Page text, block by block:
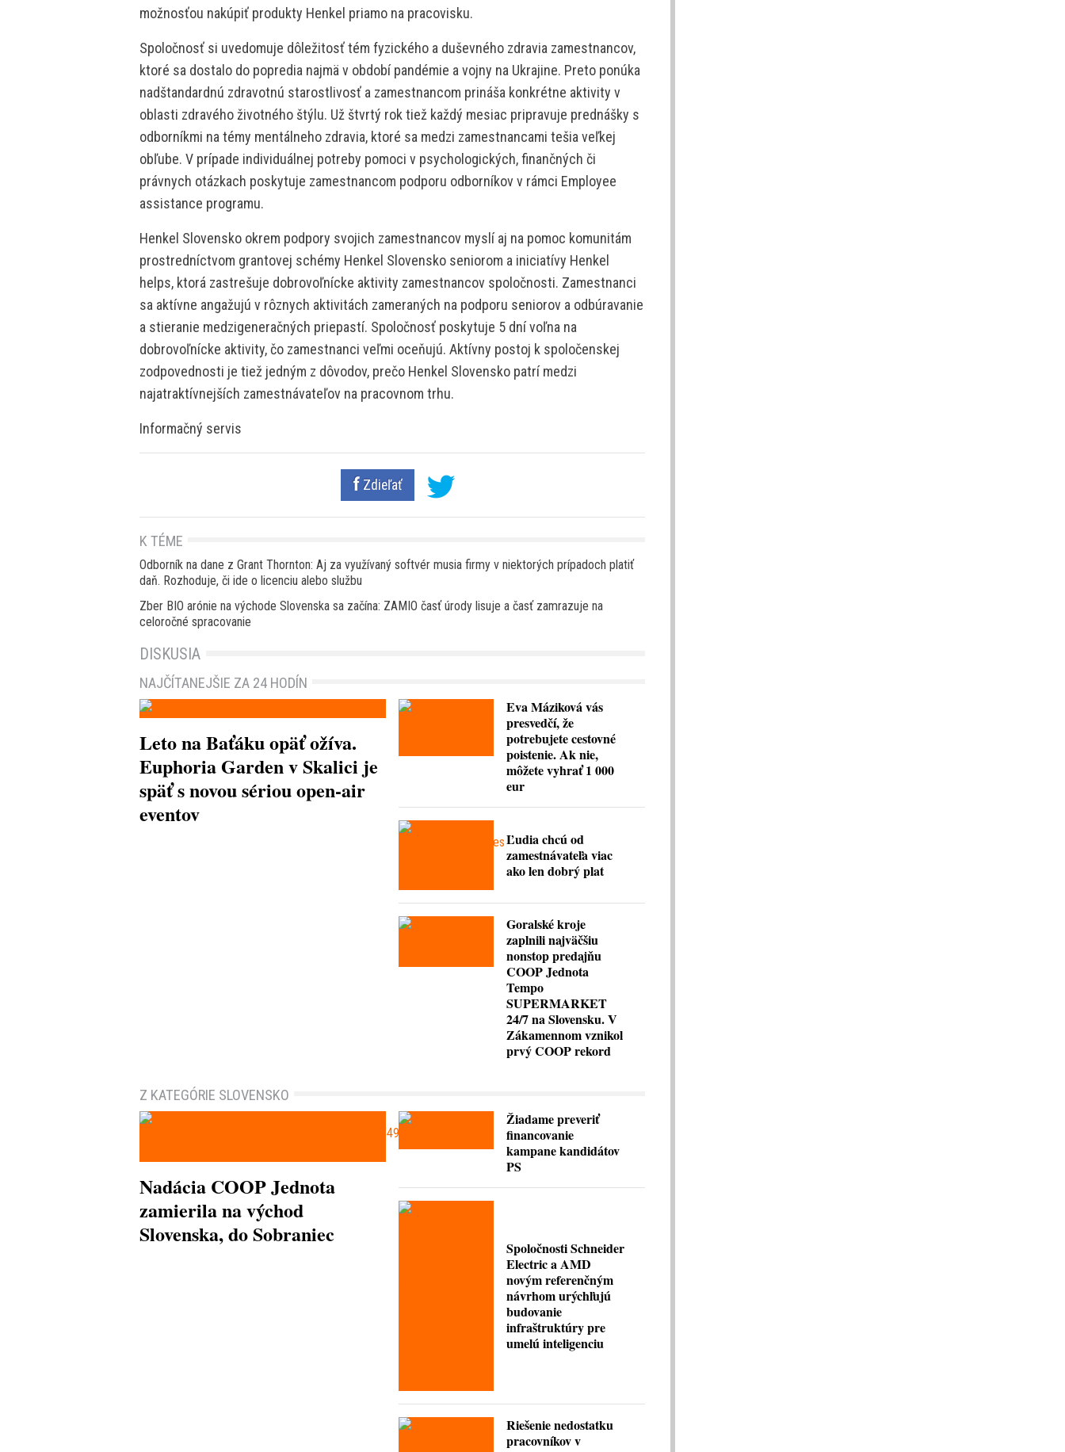
možnosťou nakúpiť produkty Henkel priamo na pracovisku.
Spoločnosť si uvedomuje dôležitosť tém fyzického a duševného zdravia zamestnancov,
ktoré sa dostalo do popredia najmä v období pandémie a vojny na Ukrajine. Preto ponúka
nadštandardnú zdravotnú starostlivosť a zamestnancom prináša konkrétne aktivity v
oblasti zdravého životného štýlu. Už štvrtý rok tiež každý mesiac pripravuje prednášky s
odborníkmi na témy mentálneho zdravia, ktoré sa medzi zamestnancami tešia veľkej
obľube. V prípade individuálnej potreby pomoci v psychologických, finančných či
právnych otázkach poskytuje zamestnancom podporu odborníkov v rámci Employee
assistance programu.
Henkel Slovensko okrem podpory svojich zamestnancov myslí aj na pomoc komunitám
prostredníctvom grantovej schémy Henkel Slovensko seniorom a iniciatívy Henkel
helps, ktorá zastrešuje dobrovoľnícke aktivity zamestnancov spoločnosti. Zamestnanci
sa aktívne angažujú v rôznych aktivitách zameraných na podporu seniorov a odbúravanie
a stieranie medzigeneračných priepastí. Spoločnosť poskytuje 5 dní voľna na
dobrovoľnícke aktivity, čo zamestnanci veľmi oceňujú. Aktívny postoj k spoločenskej
zodpovednosti je tiež jedným z dôvodov, prečo Henkel Slovensko patrí medzi
najatraktívnejších zamestnávateľov na pracovnom trhu.
Informačný servis
Zdieľať
K TÉME
Odborník na dane z Grant Thornton: Aj za využívaný softvér musia firmy v niektorých prípadoch platiť
daň. Rozhoduje, či ide o licenciu alebo službu
Zber BIO arónie na východe Slovenska sa začína: ZAMIO časť úrody lisuje a časť zamrazuje na
celoročné spracovanie
DISKUSIA
NAJČÍTANEJŠIE ZA 24 HODÍN
Leto na Baťáku opäť ožíva.
Euphoria Garden v Skalici je
späť s novou sériou open-air
eventov
Eva Máziková vás
presvedčí, že
potrebujete cestovné
poistenie. Ak nie,
môžete vyhrať 1 000
eur
Ľudia chcú od
zamestnávateľa viac
ako len dobrý plat
Goralské kroje
zaplnili najväčšiu
nonstop predajňu
COOP Jednota
Tempo
SUPERMARKET
24/7 na Slovensku. V
Zákamennom vznikol
prvý COOP rekord
Z KATEGÓRIE SLOVENSKO
Nadácia COOP Jednota
zamierila na východ
Slovenska, do Sobraniec
Žiadame preveriť
financovanie
kampane kandidátov
PS
Spoločnosti Schneider
Electric a AMD
novým referenčným
návrhom urýchľujú
budovanie
infraštruktúry pre
umelú inteligenciu
Riešenie nedostatku
pracovníkov v